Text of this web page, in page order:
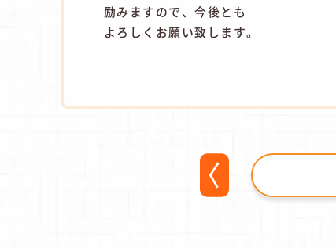
励みますので、今後とも
よろしくお願い致します。